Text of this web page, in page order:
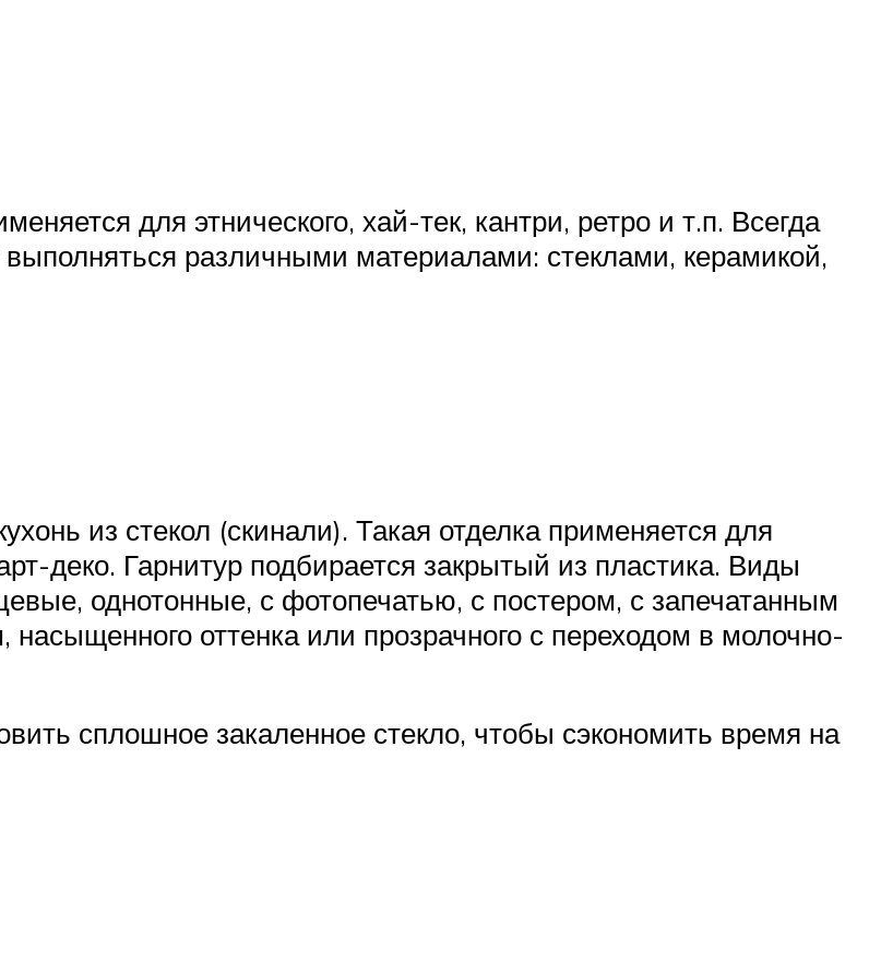
для этнического, хай-тек, кантри, ретро и т.п. Всегда
различными материалами: стеклами, керамикой,
из стекол (скинали). Такая отделка применяется для
деко. Гарнитур подбирается закрытый из пластика. Виды
однотонные, с фотопечатью, с постером, с запечатанным
оттенка или прозрачного с переходом в молочно-
сплошное закаленное стекло, чтобы сэкономить время на